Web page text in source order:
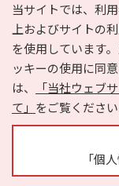
当サイトでは、利
上およびサイトの
を使用しています
ッキーの使用に同
は、
「当社ウェブ
て」 をご覧ください
「個
e-NAVITA（イー
利用規約
個
サイトマップ